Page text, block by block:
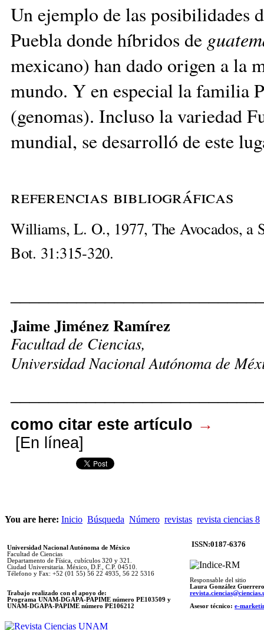
Un ejemplo de las posibilidades
Puebla donde híbridos de
mexicano) han dado origen a la
mundo. Y en especial la familia
(genomas). Incluso la variedad
mundial, se desarrolló de este
referencias bibliográficas
Williams, L. O., 1977, The Avocados, a
Bot. 31:315-320.
Jaime Jiménez Ramírez
Facultad de Ciencias,
Universidad Nacional Autónoma de
como citar este artículo →
[En línea]
You are here: Inicio Búsqueda Número revistas revista ciencias 8
Universidad Nacional Autónoma de México
Facultad de Ciencias
Departamento de Física, cubículos 320 y 321.
Ciudad Universitaria. México, D.F., C.P. 04510.
Télefono y Fax: +52 (01 55) 56 22 4935, 56 22 5316
Trabajo realizado con el apoyo de:
Programa UNAM-DGAPA-PAPIME número PE103509 y
UNAM-DGAPA-PAPIME número PE106212
ISSN:0187-6376
Responsable del sitio
Laura González Guerrero
Asesor técnico: e-